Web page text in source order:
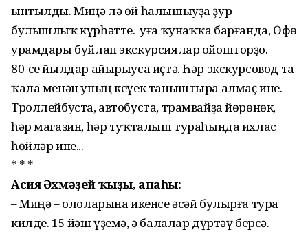
ынтылды. Миңә лә өй һалышыуҙа ҙур
булышлыҡ күр­һәт­те. Ә уға ҡунаҡҡа барғанда, Өфө
урамдары буйлап экскурсиялар ойошторҙо.
80-се йылдар айырыуса иҫтә. Һәр экскурсовод та
ҡала менән уның кеүек таныштыра алмаҫ ине.
Троллейбуста, авто­буста, трамвайҙа йөрөнөк,
һәр магазин, һәр туҡталыш тураһында ихлас
һөйләр ине...
* * *
Асия Әхмәҙей ҡыҙы, апаһы:
– Миңә – ололарына икенсе әсәй булырға тура
килде. 15 йәш үҙемә, ә балалар дүртәү берсә.